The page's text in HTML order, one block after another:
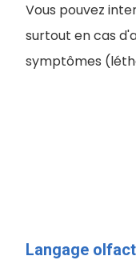
Vous pouvez
surtout en cas
symptômes
Langage